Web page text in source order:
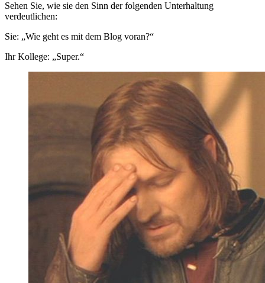
Sehen Sie, wie sie den Sinn der folgenden Unterhaltung
verdeutlichen:
Sie: „Wie geht es mit dem Blog voran?“
Ihr Kollege: „Super.“